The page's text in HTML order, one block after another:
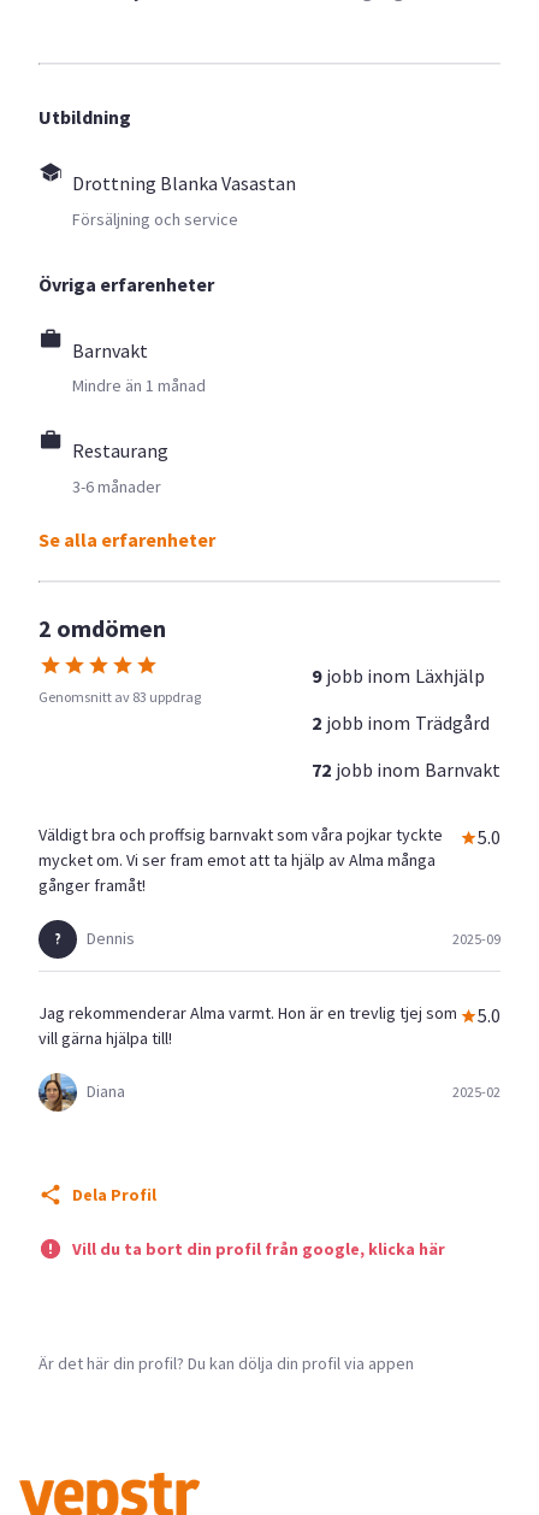
Utbildning
Drottning Blanka Vasastan
Försäljning och service
Övriga erfarenheter
Barnvakt
Mindre än 1 månad
Restaurang
3-6 månader
Se alla erfarenheter
2 omdömen
Genomsnitt av 83 uppdrag
9 jobb inom Läxhjälp
2 jobb inom Trädgård
72 jobb inom Barnvakt
Väldigt bra och proffsig barnvakt som våra pojkar tyckte
mycket om. Vi ser fram emot att ta hjälp av Alma många
gånger framåt!
5.0
Dennis 2025-09
Jag rekommenderar Alma varmt. Hon är en trevlig tjej som
vill gärna hjälpa till!
5.0
Diana 2025-02
Dela Profil
Vill du ta bort din profil från google, klicka här
Är det här din profil? Du kan dölja din profil via appen